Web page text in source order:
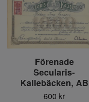
Förenade
Secularis-
Kallebäcken, AB
600 kr